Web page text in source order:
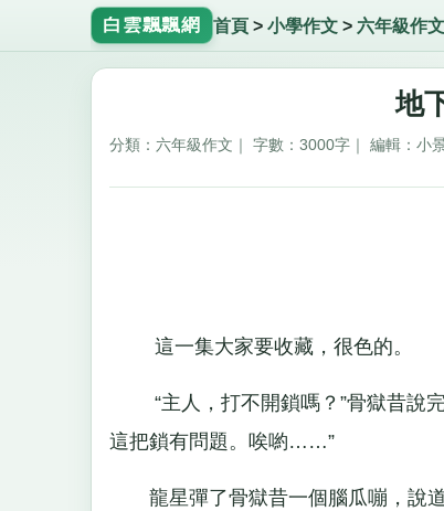
白雲飄飄網 首頁> 小學作文> 六年級作文
地
分類：六年級作文｜ 字數：3000字｜ 編輯：小
這一集大家要收藏，很色的。
“主人，打不開鎖嗎？”骨獄昔說完
這把鎖有問題。唉喲……”
龍星彈了骨獄昔一個腦瓜嘣，說道